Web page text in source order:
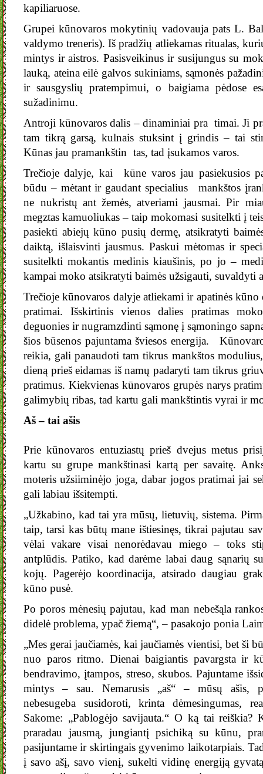
kapiliaruose.
Grupei kūnovaros mokytinių vadovauja pats L.
valdymo treneris). Iš pradžių atliekamas ritualas,
mintys ir aistros. Pasisveikinus ir susijungus su
lauką, ateina eilė galvos sukiniams, sąmonės
ir sausgyslių pratempimui, o baigiama pėdose
sužadinimu.
Antroji kūnovaros dalis – dinaminiai pra timai. Ji
tam tikrą garsą, kulnais stuksint į grindis – tai
Kūnas jau pramankštin tas, tad įsukamos varos.
Trečioje dalyje, kai kūne varos jau pasiekusios
būdu – mėtant ir gaudant specialius mankštos
ne nukristų ant žemės, atveriami jausmai. Pir
megztas kamuoliukas – taip mokomasi susitelkti į
pasiekti abiejų kūno pusių dermę, atsikratyti
daiktą, išlaisvinti jausmus. Paskui mėtomas ir
susitelkti mokantis medinis kiaušinis, po jo –
kampai moko atsikratyti baimės užsigauti, suvaldyti
Trečioje kūnovaros dalyje atliekami ir apatinės
pratimai. Išskirtinis vienos dalies pratimas
deguonies ir nugramzdinti sąmonę į sąmoningo
šios būsenos pajuntama šviesos energija.
reikia, gali panaudoti tam tikrus mankštos
dieną prieš eidamas iš namų padaryti tam tikrus
pratimus. Kiekvienas kūnovaros grupės narys
galimybių ribas, tad kartu gali mankštintis vyrai ir
Aš – tai ašis
Prie kūnovaros entuziastų prieš dvejus metus
kartu su grupe mankštinasi kartą per savaitę.
moteris užsiiminėjo joga, dabar jogos pratimai jai
gali labiau išsitempti.
„Užkabino, kad tai yra mūsų, lietuvių, sistema.
taip, tarsi kas būtų mane ištiesinęs, tikrai pajutau
vėlai vakare visai nenorėdavau miego – toks
antplūdis. Patiko, kad darėme labai daug sąnarių
kojų. Pagerėjo koordinacija, atsirado daugiau
kūno pusė.
Po poros mėnesių pajutau, kad man nebešąla
didelė problema, ypač žiemą“, – pasakojo ponia
„Mes gerai jaučiamės, kai jaučiamės vientisi, bet ši
nuo paros ritmo. Dienai baigiantis pavargsta ir
bendravimo, įtampos, streso, skubos. Pajuntame
mintys – sau. Nemarusis „aš“ – mūsų ašis,
nebesugeba susidoroti, krinta dėmesingumas,
Sakome: „Pablogėjo savijauta.“ O ką tai reiškia?
praradau jausmą, jungiantį psichiką su kūnu,
pasijuntame ir skirtingais gyvenimo laikotarpiais.
į savo ašį, savo vienį, sukelti vidinę energiją